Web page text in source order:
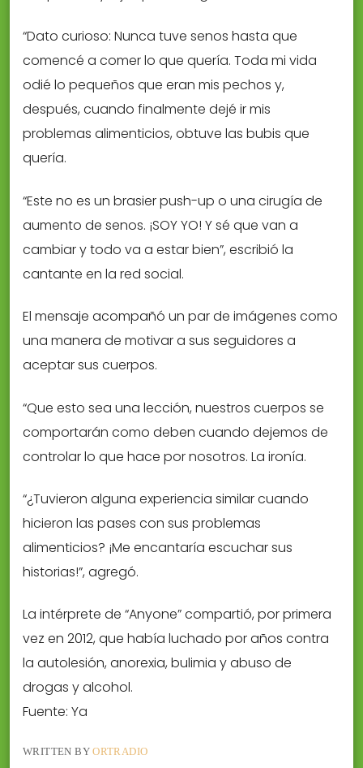
“Dato curioso: Nunca tuve senos hasta que
comencé a comer lo que quería. Toda mi vida
odié lo pequeños que eran mis pechos y,
después, cuando finalmente dejé ir mis
problemas alimenticios, obtuve las bubis que
quería.
“Este no es un brasier push-up o una cirugía de
aumento de senos. ¡SOY YO! Y sé que van a
cambiar y todo va a estar bien”, escribió la
cantante en la red social.
El mensaje acompañó un par de imágenes como
una manera de motivar a sus seguidores a
aceptar sus cuerpos.
“Que esto sea una lección, nuestros cuerpos se
comportarán como deben cuando dejemos de
controlar lo que hace por nosotros. La ironía.
“¿Tuvieron alguna experiencia similar cuando
hicieron las pases con sus problemas
alimenticios? ¡Me encantaría escuchar sus
historias!”, agregó.
La intérprete de “Anyone” compartió, por primera
vez en 2012, que había luchado por años contra
la autolesión, anorexia, bulimia y abuso de
drogas y alcohol.
Fuente: Ya
WRITTEN BYORTRADIO